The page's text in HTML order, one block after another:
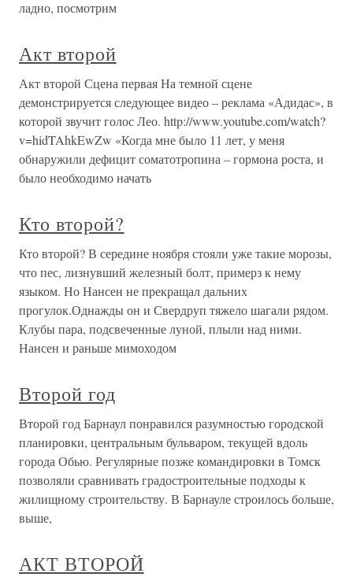
ладно, посмотрим
Акт второй
Акт второй Сцена первая На темной сцене
демонстрируется следующее видео – реклама «Адидас», в
которой звучит голос Лео. http://www.youtube.com/watch?
v=hidTAhkEwZw «Когда мне было 11 лет, у меня
обнаружили дефицит соматотропина – гормона роста, и
было необходимо начать
Кто второй?
Кто второй? В середине ноября стояли уже такие морозы,
что пес, лизнувший железный болт, примерз к нему
языком. Но Нансен не прекращал дальних
прогулок.Однажды он и Свердруп тяжело шагали рядом.
Клубы пара, подсвеченные луной, плыли над ними.
Нансен и раньше мимоходом
Второй год
Второй год Барнаул понравился разумностью городской
планировки, центральным бульваром, текущей вдоль
города Обью. Регулярные позже командировки в Томск
позволяли сравнивать градостроительные подходы к
жилищному строительству. В Барнауле строилось больше,
выше,
АКТ ВТОРОЙ